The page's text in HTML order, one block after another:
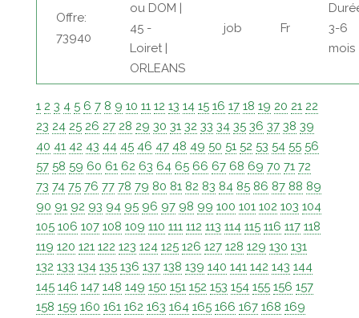
Offre:
73940
ou DOM |
45 -
Loiret |
ORLEANS
job Fr
3-6
mois
1 2 3 4 5 6 7 8 9 10 11 12 13 14 15 16 17 18 19 20 21 22
23 24 25 26 27 28 29 30 31 32 33 34 35 36 37 38 39
40 41 42 43 44 45 46 47 48 49 50 51 52 53 54 55 56
57 58 59 60 61 62 63 64 65 66 67 68 69 70 71 72
73 74 75 76 77 78 79 80 81 82 83 84 85 86 87 88 89
90 91 92 93 94 95 96 97 98 99 100 101 102 103 104
105 106 107 108 109 110 111 112 113 114 115 116 117 118
119 120 121 122 123 124 125 126 127 128 129 130 131
132 133 134 135 136 137 138 139 140 141 142 143 144
145 146 147 148 149 150 151 152 153 154 155 156 157
158 159 160 161 162 163 164 165 166 167 168 169